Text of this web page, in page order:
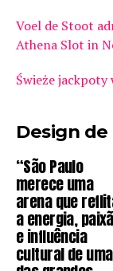
Voel de Stoot
Athena Slot in
Świeże jackpoty
Design
“São Paulo
merece uma
arena que
a energia,
e influência
cultural de uma